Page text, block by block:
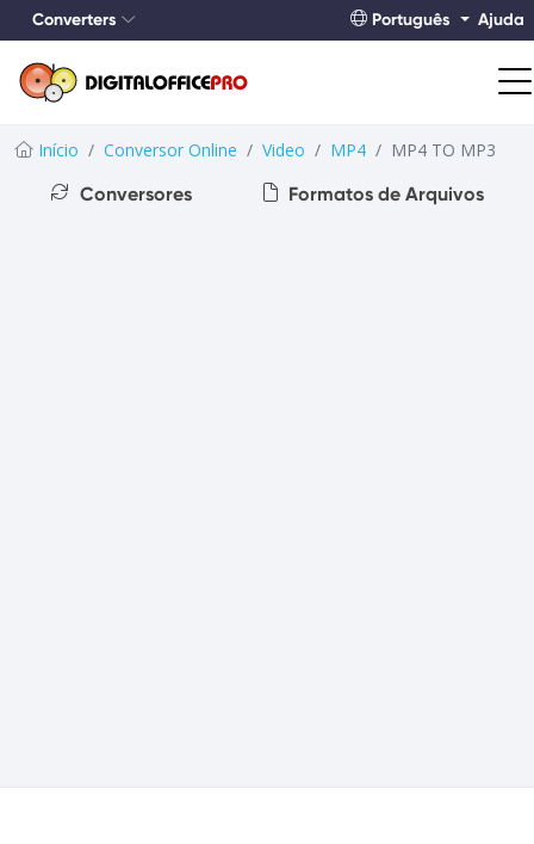
Converters Português Ajuda
Início Conversor Online Video MP4
MP4 TO MP3
Conversores
Formatos de Arquivos